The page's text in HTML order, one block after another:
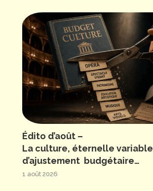
Édito d’août –
La culture, éternelle variable
d’ajustement budgétaire…
1 août 2026